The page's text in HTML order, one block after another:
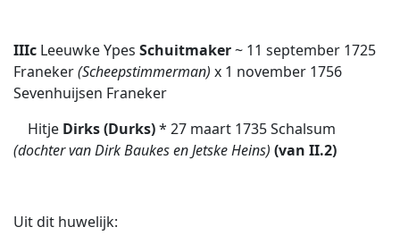
IIIc Leeuwke Ypes Schuitmaker~ 11 september 1725
Franeker(Scheepstimmerman) x 1 november 1756
Sevenhuijsen Franeker
Hitje Dirks (Durks)* 27 maart 1735 Schalsum
(dochter van Dirk Baukes en Jetske Heins) (van II.2)
Uit dit huwelijk: